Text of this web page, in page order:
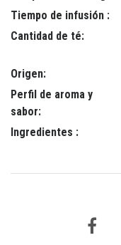
Tiempo de infusión :
Cantidad de té:
Origen:
Perfil de aroma y
sabor:
Ingredientes :